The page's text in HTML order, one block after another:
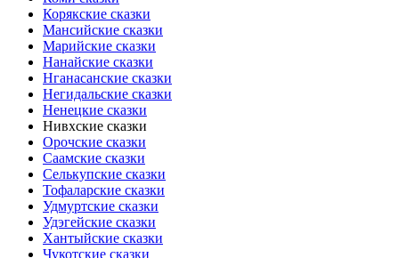
Корякские сказки
Мансийские сказки
Марийские сказки
Нанайские сказки
Нганасанские сказки
Негидальские сказки
Ненецкие сказки
Нивхские сказки
Орочские сказки
Саамские сказки
Селькупские сказки
Тофаларские сказки
Удмуртские сказки
Удэгейские сказки
Хантыйские сказки
Чукотские сказки